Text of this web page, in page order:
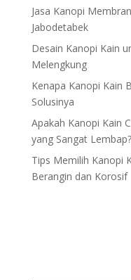
Jasa Kanopi
Jabodetabek
Desain Kanopi Kain
Melengkung
Kenapa Kanopi Kain
Solusinya
Apakah Kanopi Kain
yang Sangat Lembap?
Tips Memilih Kanopi
Berangin dan Korosif